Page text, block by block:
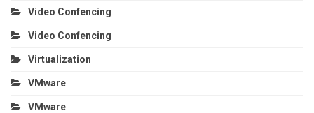
Video Confencing
Video Confencing
Virtualization
VMware
VMware